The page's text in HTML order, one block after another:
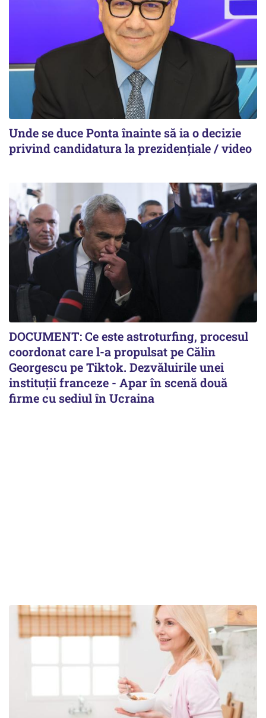
Unde se duce Ponta înainte să ia o decizie
privind candidatura la prezidențiale / video
DOCUMENT: Ce este astroturfing, procesul
coordonat care l-a propulsat pe Călin
Georgescu pe Tiktok. Dezvăluirile unei
instituții franceze - Apar în scenă două
firme cu sediul în Ucraina